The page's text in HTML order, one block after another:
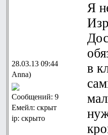
28.03.13 09:44
Anna)
Сообщений: 9
Емейл: скрыт
ip: скрыто
Я
в